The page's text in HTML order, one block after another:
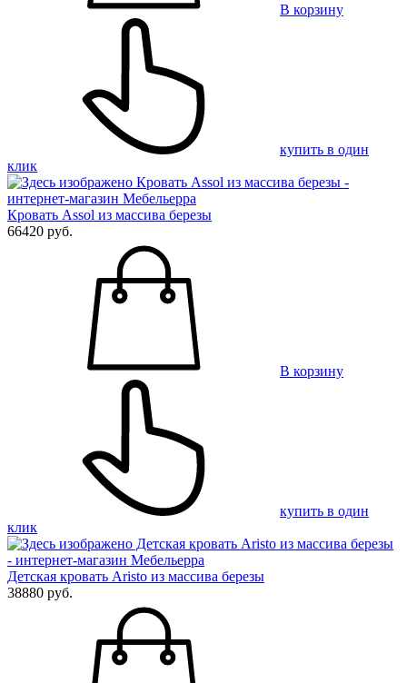
В корзину
купить в один
клик
Кровать Assol из массива березы
66420 руб.
В корзину
купить в один
клик
Детская кровать Aristo из массива березы
38880 руб.